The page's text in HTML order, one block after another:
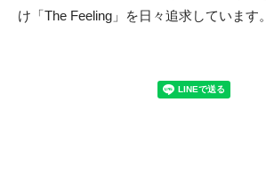
け「The Feeling」を日々追求しています。